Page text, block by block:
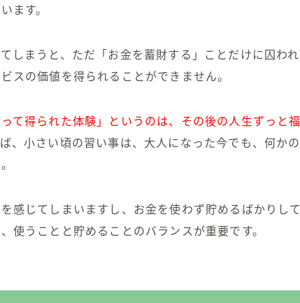
ます。
しまうと、ただ「お金を蓄財する」ことだけに囚わ
スの価値を得られることができません。
って得られた体験」というのは、その後の人生ずっと
、小さい頃の習い事は、大人になった今でも、何か
感じてしまいますし、お金を使わず貯めるばかりし
使うことと貯めることのバランスが重要です。